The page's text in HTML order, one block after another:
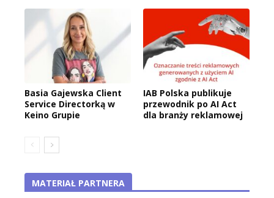
Basia Gajewska Client
Service Directorką w
Keino Grupie
IAB Polska publikuje
przewodnik po AI Act
dla branży reklamowej
MATERIAŁ PARTNERA